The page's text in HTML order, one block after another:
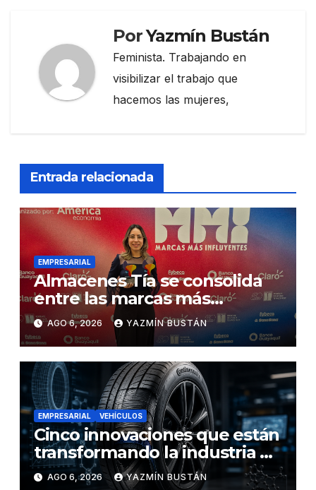
PorYazmín Bustán
Feminista. Trabajando en
visibilizar el trabajo que
hacemos las mujeres,
Entrada relacionada
EMPRESARIAL
Almacenes Tía se consolida
entre las marcas más
influyentes del Ecuador
AGO 6, 2026 YAZMÍN BUSTÁN
EMPRESARIAL VEHÍCULOS
Cinco innovaciones que están
transformando la industria de
los neumáticos y redefinen el
AGO 6, 2026 YAZMÍN BUSTÁN